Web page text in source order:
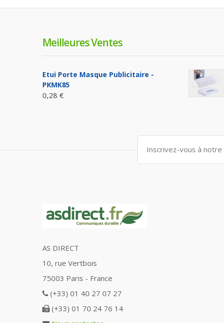
Meilleures Ventes
Etui Porte Masque Publicitaire -
PKMK85
0,28 €
AS DIRECT
10, rue Vertbois
75003 Paris - France
(+33) 01 40 27 07 27
(+33) 01 70 24 76 14